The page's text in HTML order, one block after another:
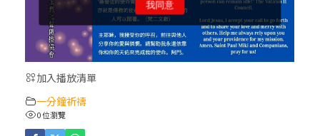
【信仰之旅】第十集：「逾越奧蹟」— 錢玲
珠老師
(5)黃敏正主教帶你做「四旬期避靜」—【逾
加入播放清單
一分鐘祈禱
0 位瀏覽